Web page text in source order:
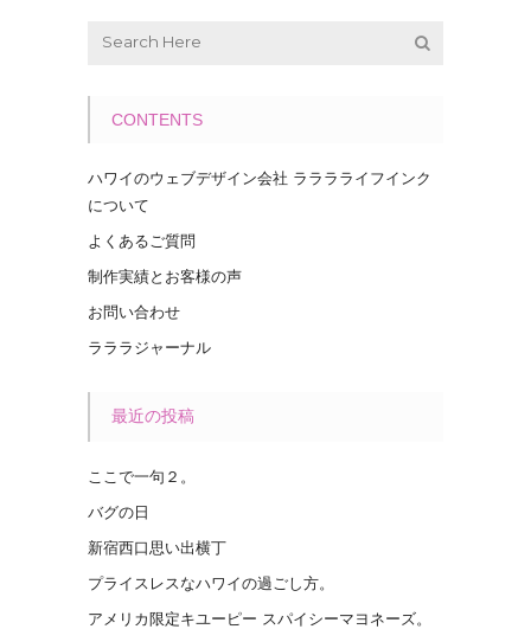
CONTENTS
ハワイのウェブデザイン会社 ラララライフインク
について
よくあるご質問
制作実績とお客様の声
お問い合わせ
ラララジャーナル
最近の投稿
ここで一句２。
バグの日
新宿西口思い出横丁
プライスレスなハワイの過ごし方。
アメリカ限定キユーピー スパイシーマヨネーズ。